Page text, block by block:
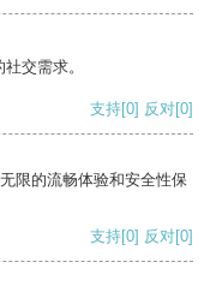
交需求。
支持[0] 反对[0]
限的流畅体验和安全性保
支持[0] 反对[0]